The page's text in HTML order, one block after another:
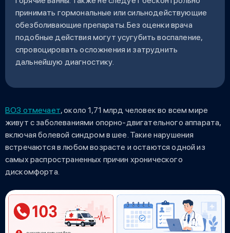
принимать гормональные или сильнодействующие
обезболивающие препараты. Без оценки врача
подобные действия могут усугубить воспаление,
спровоцировать осложнения и затруднить
дальнейшую диагностику.
ВОЗ отмечает, около 1,71 млрд человек во всем мире
живут с заболеваниями опорно-двигательного аппарата,
включая болевой синдром в шее. Такие нарушения
встречаются в любом возрасте и остаются одной из
самых распространенных причин хронического
дискомфорта.